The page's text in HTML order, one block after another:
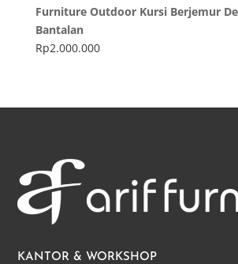
Furniture Outdoor Kursi Berjemur
Bantalan
Rp2.000.000
KANTOR & WORKSHOP